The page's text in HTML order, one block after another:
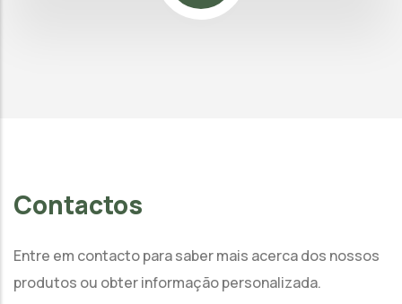
Contactos
Entre em contacto para saber mais acerca dos nossos
produtos ou obter informação personalizada.